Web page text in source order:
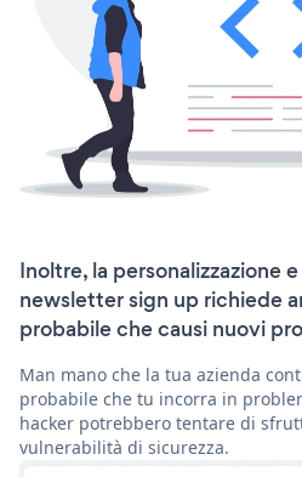
Inoltre, la personalizzazione
newsletter sign up richiede
probabile che causi nuovi
Man mano che la tua azienda
probabile che tu incorra in
hacker potrebbero tentare di
vulnerabilità di sicurezza.